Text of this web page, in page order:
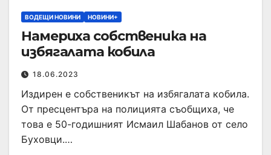
ВОДЕЩИ НОВИНИ НОВИНИ+
Намериха собственика на
избягалата кобила
18.06.2023
Издирен е собственикът на избягалата кобила.
От пресцентъра на полицията съобщиха, че
това е 50-годишният Исмаил Шабанов от село
Буховци.…